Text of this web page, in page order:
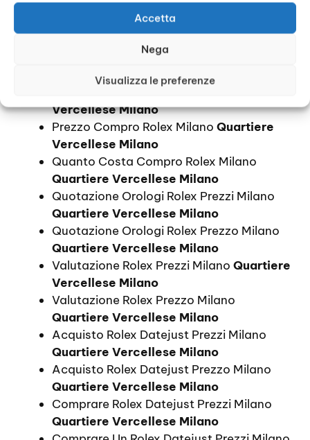
Accetta
Nega
Visualizza le preferenze
Quartiere Vercellese Milano
Informazioni Compro Rolex Milano
Orologi Rolex Prezzi Milano
Vercellese Milano
Vercellese Milano
Prezzo Compro Rolex Milano Quartiere
Vercellese Milano
Quanto Costa Compro Rolex Milano
Quartiere Vercellese Milano
Quotazione Orologi Rolex Prezzi Milano
Quartiere Vercellese Milano
Quotazione Orologi Rolex Prezzo Milano
Quartiere Vercellese Milano
Valutazione Rolex Prezzi Milano Quartiere
Vercellese Milano
Valutazione Rolex Prezzo Milano
Quartiere Vercellese Milano
Acquisto Rolex Datejust Prezzi Milano
Quartiere Vercellese Milano
Acquisto Rolex Datejust Prezzo Milano
Quartiere Vercellese Milano
Comprare Rolex Datejust Prezzi Milano
Quartiere Vercellese Milano